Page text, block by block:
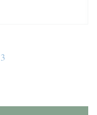
3